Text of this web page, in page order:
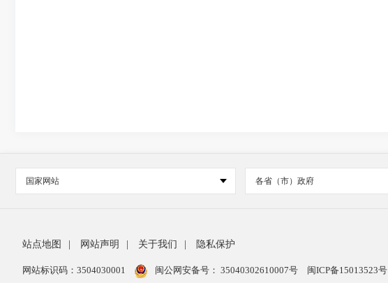
国家网站 各省（市）政府
站点地图 网站声明 关于我们 隐私保护
网站标识码：3504030001 闽公网安备号： 35040302610007号 闽ICP备15013523号